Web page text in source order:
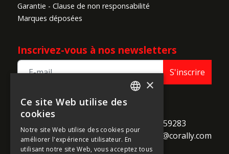
Garantie - Clause de non responsabilité
Marques déposées
Inscrivez-vous à nos newsletters
S'inscrire
TEAM CORALLY
B-2250 Olen
Belgium
call +32 14 259283
alternate_email support@corally.com
×
Ce site Web utilise des
cookies
Notre site Web utilise des cookies pour
améliorer l'expérience utilisateur. En
utilisant notre site Web, vous acceptez tous